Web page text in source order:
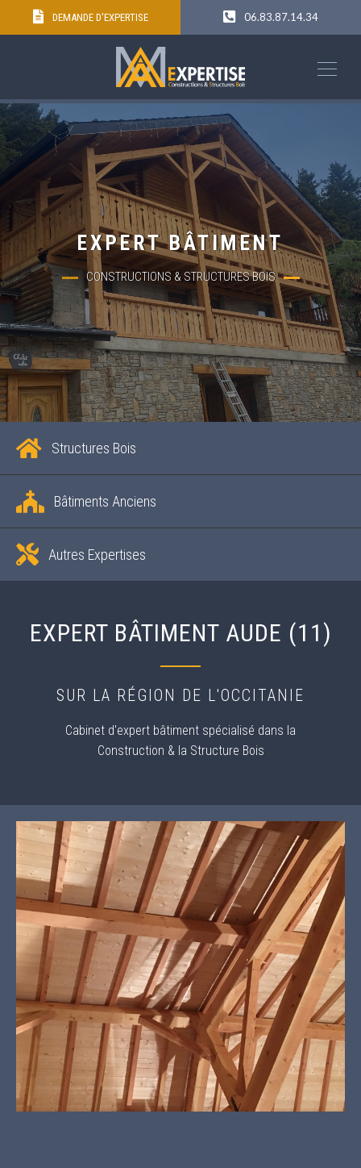
DEMANDE D'EXPERTISE 06.83.87.14.34
EXPERT BÂTIMENT
CONSTRUCTIONS & STRUCTURES BOIS
Structures Bois
Bâtiments Anciens
Autres Expertises
EXPERT BÂTIMENT AUDE (11)
SUR LA RÉGION DE L'OCCITANIE
Cabinet d'expert bâtiment spécialisé dans la
Construction & la Structure Bois